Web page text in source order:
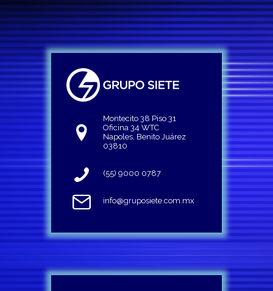
Montecito 38 Piso 31
Oficina 34 WTC
Napoles, Benito Juárez
03810
(55) 9000 0787
info@gruposiete.com.mx